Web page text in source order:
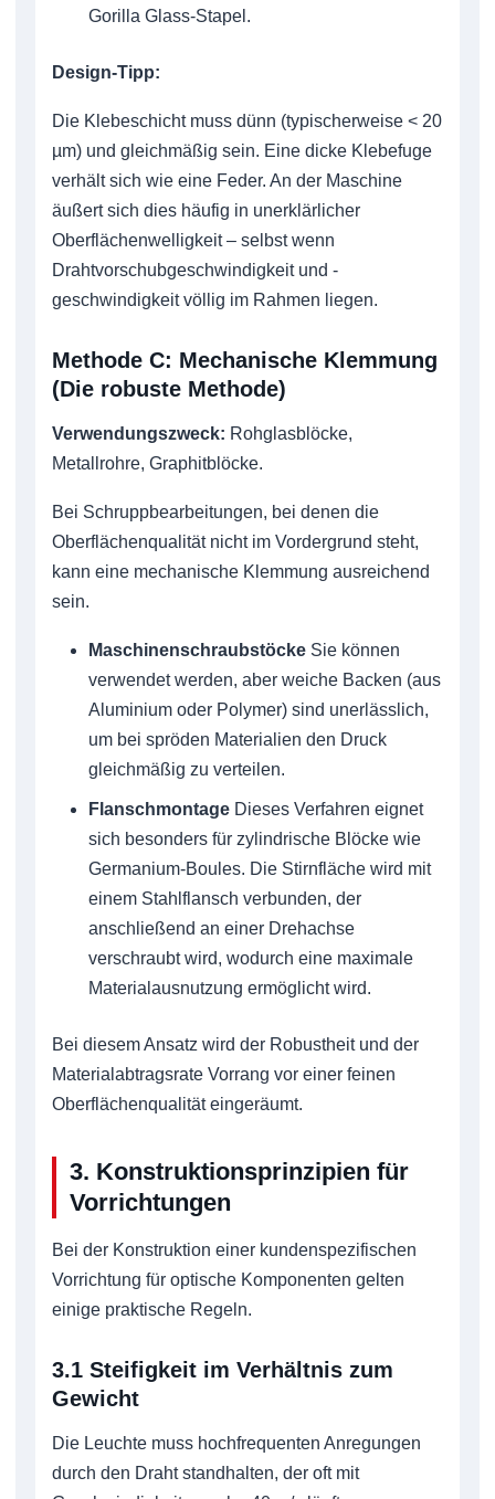
Gorilla Glass-Stapel.
Design-Tipp:
Die Klebeschicht muss dünn (typischerweise < 20
µm) und gleichmäßig sein. Eine dicke Klebefuge
verhält sich wie eine Feder. An der Maschine
äußert sich dies häufig in unerklärlicher
Oberflächenwelligkeit – selbst wenn
Drahtvorschubgeschwindigkeit und -
geschwindigkeit völlig im Rahmen liegen.
Methode C: Mechanische Klemmung
(Die robuste Methode)
Verwendungszweck: Rohglasblöcke,
Metallrohre, Graphitblöcke.
Bei Schruppbearbeitungen, bei denen die
Oberflächenqualität nicht im Vordergrund steht,
kann eine mechanische Klemmung ausreichend
sein.
MaschinenschraubstöckeSie können
verwendet werden, aber weiche Backen (aus
Aluminium oder Polymer) sind unerlässlich,
um bei spröden Materialien den Druck
gleichmäßig zu verteilen.
FlanschmontageDieses Verfahren eignet
sich besonders für zylindrische Blöcke wie
Germanium-Boules. Die Stirnfläche wird mit
einem Stahlflansch verbunden, der
anschließend an einer Drehachse
verschraubt wird, wodurch eine maximale
Materialausnutzung ermöglicht wird.
Bei diesem Ansatz wird der Robustheit und der
Materialabtragsrate Vorrang vor einer feinen
Oberflächenqualität eingeräumt.
3. Konstruktionsprinzipien für
Vorrichtungen
Bei der Konstruktion einer kundenspezifischen
Vorrichtung für optische Komponenten gelten
einige praktische Regeln.
3.1 Steifigkeit im Verhältnis zum
Gewicht
Die Leuchte muss hochfrequenten Anregungen
durch den Draht standhalten, der oft mit